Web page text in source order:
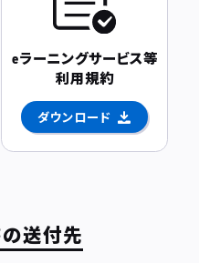
eラーニングサービス等
利用規約
ダウンロード
送付先